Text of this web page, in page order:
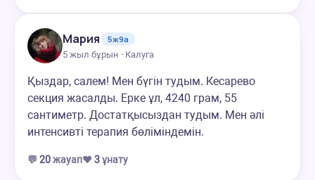
Мария
5ж9а
5 жыл бұрын · Калуга
Қыздар, салем! Мен бүгін тудым. Кесарево
секция жасалды. Ерке ұл, 4240 грам, 55
сантиметр. Достатқысыздан тудым. Мен әлі
интенсивті терапия бөліміндемін.
💬 20жауап❤️ 3ұнату